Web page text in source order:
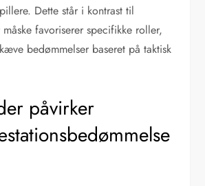
Dette står i kontrast til
favoriserer specifikke roller,
bedømmelser baseret på taktisk
påvirker